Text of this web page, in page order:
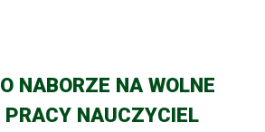
NABORZE NA WOLNE
PRACY NAUCZYCIEL